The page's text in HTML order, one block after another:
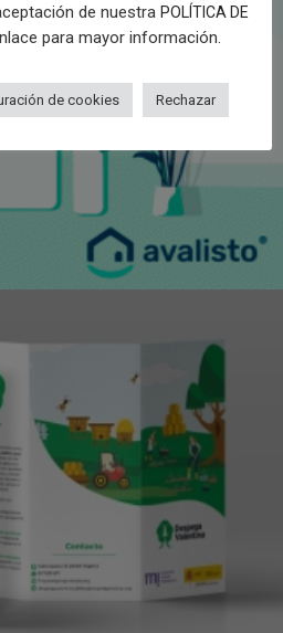
de nuestra POLÍTICA DE
para mayor información.
de cookies Rechazar